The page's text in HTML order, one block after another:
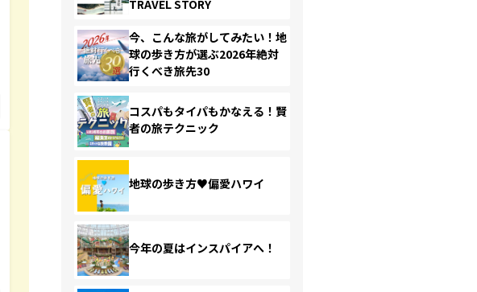
TRAVEL STORY
今、こんな旅がしてみたい！地
球の歩き方が選ぶ2026年絶対
行くべき旅先30
コスパもタイパもかなえる！賢
者の旅テクニック
地球の歩き方♥偏愛ハワイ
今年の夏はインスパイアへ！